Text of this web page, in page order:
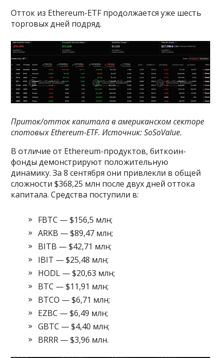
Отток из Ethereum-ETF продолжается уже шесть
торговых дней подряд.
Приток/отток капитала в американском секторе
спотовых Ethereum-ETF. Источник:SoSoValue.
В отличие от Ethereum-продуктов, биткоин-
фонды демонстрируют положительную
динамику. За 8 сентября они привлекли в общей
сложности $368,25 млн после двух дней оттока
капитала. Средства поступили в:
FBTC — $156,5 млн;
ARKB — $89,47 млн;
BITB — $42,71 млн;
IBIT — $25,48 млн;
HODL — $20,63 млн;
BTC — $11,91 млн;
BTCO — $6,71 млн;
EZBC — $6,49 млн;
GBTC — $4,40 млн;
BRRR — $3,96 млн.